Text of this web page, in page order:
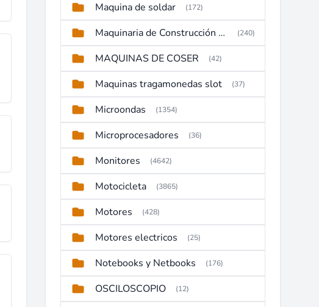
Maquina de soldar (172)
Maquinaria de Construcción (Maquinaria Pesada) (240)
MAQUINAS DE COSER (42)
Maquinas tragamonedas slot (37)
Microondas (1354)
Microprocesadores (36)
Monitores (4642)
Motocicleta (3865)
Motores (428)
Motores electricos (25)
Notebooks y Netbooks (176)
OSCILOSCOPIO (12)